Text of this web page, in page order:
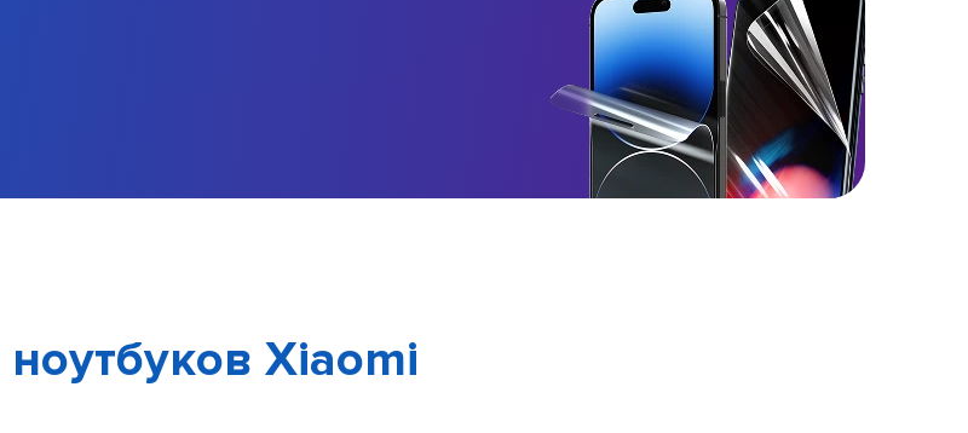
ноутбуков Xiaomi